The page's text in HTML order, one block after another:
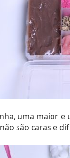
uma maior e
são caras e